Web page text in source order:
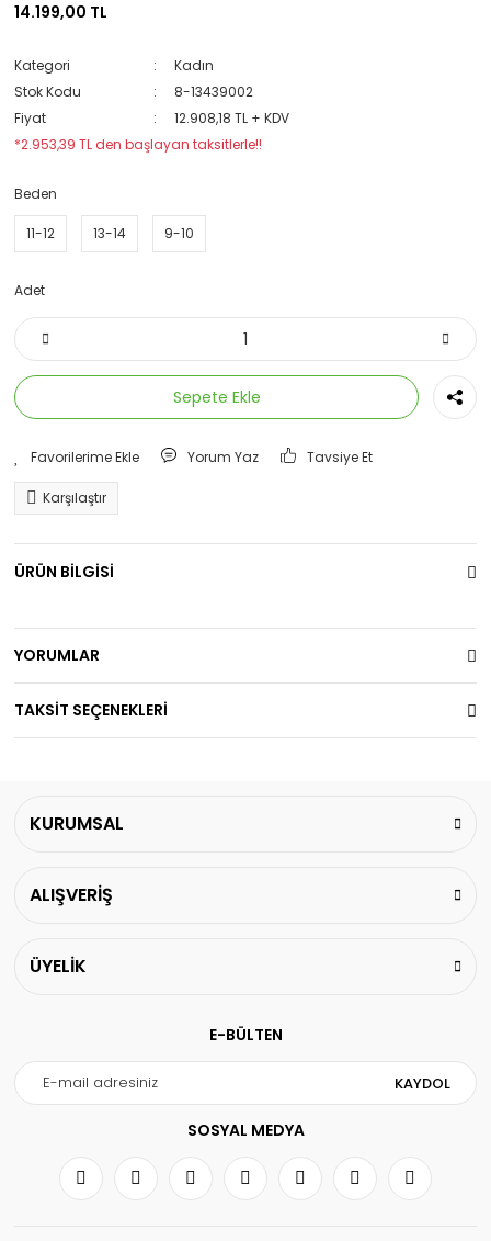
14.199,00 TL
Kategori
Kadın
Stok Kodu
8-13439002
Fiyat
12.908,18 TL + KDV
*2.953,39 TL den başlayan taksitlerle!!
Beden
11-12 13-14 9-10
Adet
Sepete Ekle
Yorum Yaz Tavsiye Et
Karşılaştır
ÜRÜN BİLGİSİ
YORUMLAR
TAKSİT SEÇENEKLERİ
KURUMSAL
ALIŞVERİŞ
ÜYELİK
E-BÜLTEN
KAYDOL
SOSYAL MEDYA